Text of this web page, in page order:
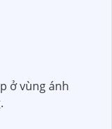
ở vùng ánh